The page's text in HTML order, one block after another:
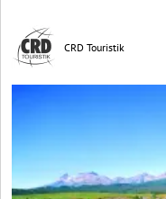
CRD Touristik